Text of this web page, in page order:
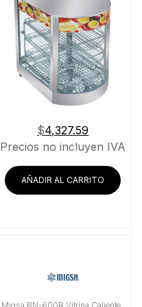
$4,327.59
Precios no incluyen IVA
AÑADIR AL CARRITO